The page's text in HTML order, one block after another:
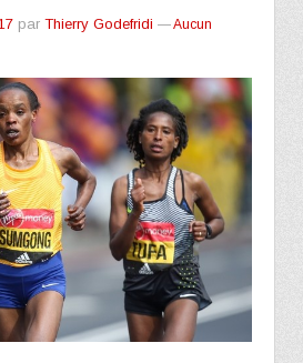
par Thierry Godefridi —Aucun